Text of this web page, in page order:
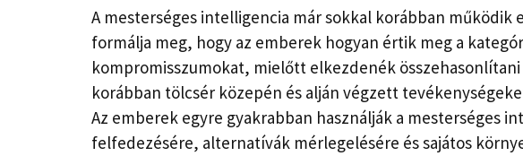
A mesterséges intelligencia már sokkal korábban működik
formálja meg, hogy az emberek hogyan értik meg a
kompromisszumokat, mielőtt elkezdenék
korábban tölcsér közepén és alján végzett
Az emberek egyre gyakrabban használják a mesterséges
felfedezésére, alternatívák mérlegelésére és sajátos